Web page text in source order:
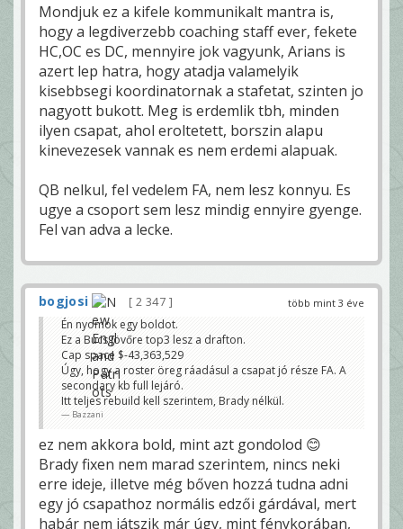
Mondjuk ez a kifele kommunikalt mantra is,
hogy a legdiverzebb coaching staff ever, fekete
HC,OC es DC, mennyire jok vagyunk, Arians is
azert lep hatra, hogy atadja valamelyik
kisebbsegi koordinatornak a stafetat, szinten jo
nagyott bukott. Meg is erdemlik tbh, minden
ilyen csapat, ahol eroltetett, borszin alapu
kinevezesek vannak es nem erdemi alapuak.
QB nelkul, fel vedelem FA, nem lesz konnyu. Es
ugye a csoport sem lesz mindig ennyire gyenge.
Fel van adva a lecke.
több mint 3 éve
bogjosi
2 347
Én nyomok egy boldot.
Ez a Bucs jövőre top3 lesz a drafton.
Cap space $-43,363,529
Úgy, hogy a roster öreg ráadásul a csapat jó része FA. A
secondary kb full lejáró.
Itt teljes rebuild kell szerintem, Brady nélkül.
Bazzani
ez nem akkora bold, mint azt gondolod 😊
Brady fixen nem marad szerintem, nincs neki
erre ideje, illetve még bőven hozzá tudna adni
egy jó csapathoz normális edzői gárdával, mert
habár nem játszik már úgy, mint fénykorában,